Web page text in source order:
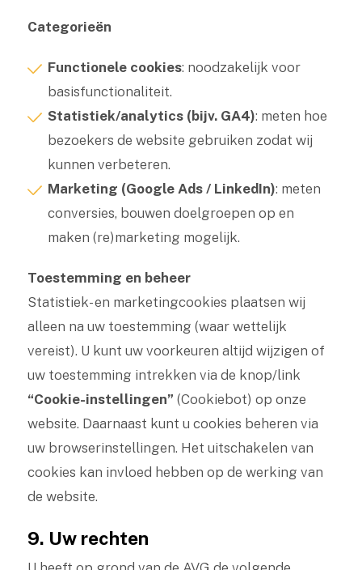
Categorieën
Functionele cookies: noodzakelijk voor
basisfunctionaliteit.
Statistiek/analytics (bijv. GA4): meten hoe
bezoekers de website gebruiken zodat wij
kunnen verbeteren.
Marketing (Google Ads / LinkedIn): meten
conversies, bouwen doelgroepen op en
maken (re)marketing mogelijk.
Toestemming en beheer
Statistiek- en marketingcookies plaatsen wij
alleen na uw toestemming (waar wettelijk
vereist). U kunt uw voorkeuren altijd wijzigen of
uw toestemming intrekken via de knop/link
“Cookie-instellingen” (Cookiebot) op onze
website. Daarnaast kunt u cookies beheren via
uw browserinstellingen. Het uitschakelen van
cookies kan invloed hebben op de werking van
de website.
9. Uw rechten